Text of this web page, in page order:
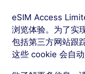
Alps雪季专用
10 GB
60 天
eSIM Access
浏览体验。为了实
包括第三方网站跟
这些 cookie 会自动